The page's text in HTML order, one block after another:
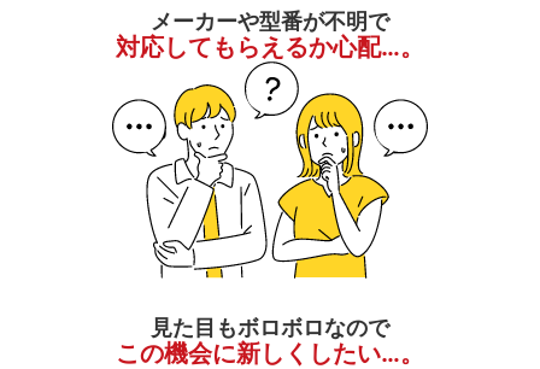
メーカーや型番が不明で
対応してもらえるか心配…。
見た目もボロボロなので
この機会に新しくしたい…。